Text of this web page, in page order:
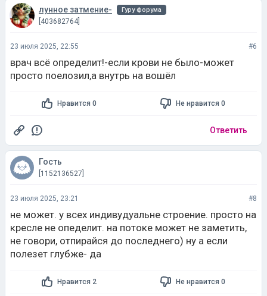
лунное затмение- Гуру форума
[403682764]
23 июля 2025, 22:55 #6
врач всё определит!-если крови не было-может
просто поелозил,а внутрь на вошёл
Нравится 0 Не нравится 0
Ответить
Гость
[1152136527]
23 июля 2025, 23:21 #8
не может. у всех индивудуальне строение. просто на
кресле не опеделит. на потоке может не заметить,
не говори, отпирайся до последнего) ну а если
полезет глубже- да
Нравится 2 Не нравится 0